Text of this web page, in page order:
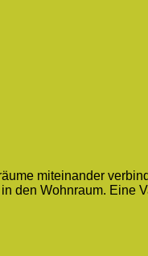
miteinander
den Wohnraum. Eine